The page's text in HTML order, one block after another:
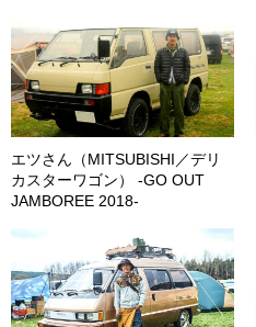
エツさん（MITSUBISHI／デリ
カスターワゴン） -GO OUT
JAMBOREE 2018-